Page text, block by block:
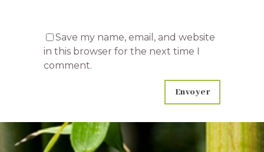
Save my name, email, and website
in this browser for the next time I
comment.